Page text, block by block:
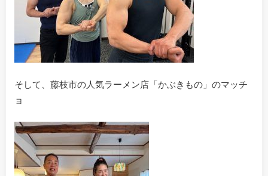
そして、藤枝市の人気ラーメン店「かぶきもの」のマッチ
ョ